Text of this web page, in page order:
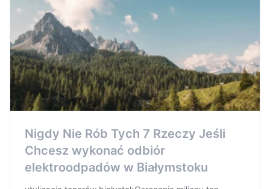
Nigdy Nie Rób Tych 7 Rzeczy Jeśli
Chcesz wykonać odbiór
elektroodpadów w Białymstoku